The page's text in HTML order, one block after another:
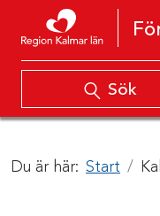
Hoppa till innehåll
Sök
Du är här: Start